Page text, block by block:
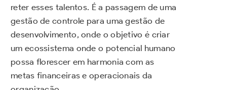
reter esses talentos. É a passagem de uma
gestão de controle para uma gestão de
desenvolvimento, onde o objetivo é criar
um ecossistema onde o potencial humano
possa florescer em harmonia com as
metas financeiras e operacionais da